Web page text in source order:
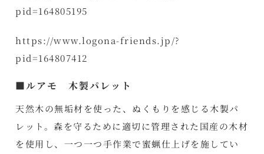
pid=164805195
https://www.logona-friends.jp/?
pid=164807412
■ルアモ 木製パレット
天然木の無垢材を使った、ぬくもりを感じる木製パ
レット。森を守るために適切に管理された国産の木材
を使用し、一つ一つ手作業で蜜蝋仕上げを施してい